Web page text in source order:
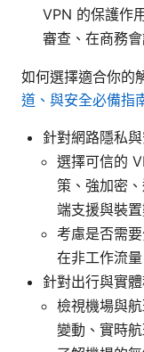
VPN 的保護作
審查、在商務
如何選擇適合你的
道、與安全必備指
針對網路隱私
選擇可信的
策、強加密
端支援與裝
考慮是否需
在非工作流量
針對出行與實
檢視機場與
變動、實時